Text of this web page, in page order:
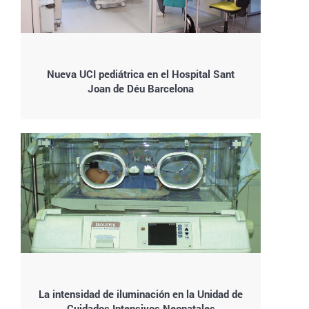
Nueva UCI pediátrica en el Hospital Sant
Joan de Déu Barcelona
La intensidad de iluminación en la Unidad de